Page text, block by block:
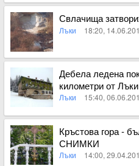
Свлачища
Лъки 18:20,
Дебела ледена
километри от Лъки
Лъки 15:40,
Вижте пълното съдържание
Кръстова гора -
СНИМКИ
Лъки 14:00,